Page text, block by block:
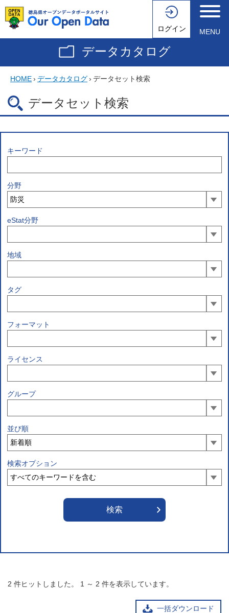
ログイン MENU
データカタログ
HOME› データカタログ› データセット検索
データセット検索
キーワード
分野
eStat分野
地域
タグ
フォーマット
ライセンス
グループ
並び順
検索オプション
2 件ヒットしました。 1 ～ 2 件を表示しています。
一括ダウンロード